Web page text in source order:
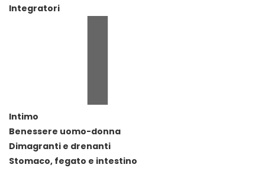
Integratori
Intimo
Benessere uomo-donna
Dimagranti e drenanti
Stomaco, fegato e intestino